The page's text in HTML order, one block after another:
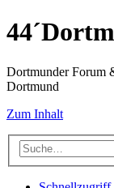
Dortmunder Forum
Dortmund
Zum Inhalt